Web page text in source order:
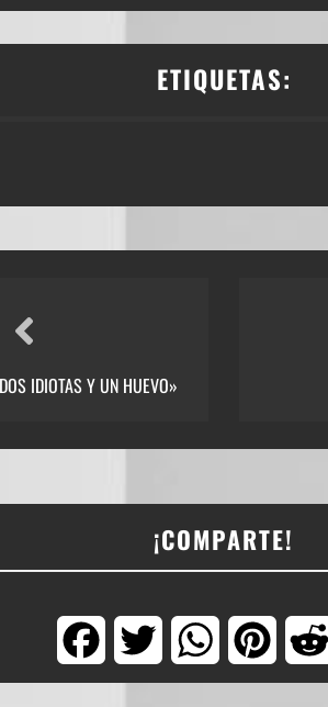
ETIQUETAS:
IDIOTAS Y UN HUEVO»
¡COMPARTE!
FacebookTwitter WhatsApp